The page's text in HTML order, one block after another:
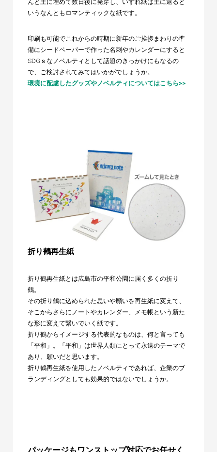
んと土に埋めて数日後に発芽し、いずれ紙は土に還ると
いうなんともロマンティックな紙です。
印刷も可能でこれからの時期に新年のご挨拶まわりの準
備にシードペーパーで作った名刺やカレンダーにすると
SDGｓなノベルティとして話題のきっかけにもなるの
で、ご検討されてみてはいかがでしょうか。
環境に配慮したグッズやノベルティについてはこちら>>
折り鶴再生紙
折り鶴再生紙とは広島市の平和公園に届く多くの折り
鶴。
その折り鶴に込められた思いや願いを再生紙に変えて、
そこからさらにノートやカレンダー、メモ帳という新た
な形に変えて繋いでいく紙です。
折り鶴からイメージする代表的なものは、何と言っても
「平和」。「平和」は世界人類にとって永遠のテーマで
あり、願いだと思います。
折り鶴再生紙を使用したノベルティであれば、企業のブ
ランディングとしても効果的ではないでしょうか。